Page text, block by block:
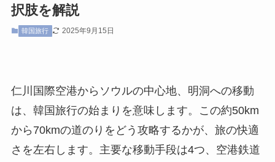
択肢を解説
韓国旅行 2025年9月15日
仁川国際空港からソウルの中心地、明洞への移動
は、韓国旅行の始まりを意味します。この約50km
から70kmの道のりをどう攻略するかが、旅の快適
さを左右します。主要な移動手段は4つ、空港鉄道